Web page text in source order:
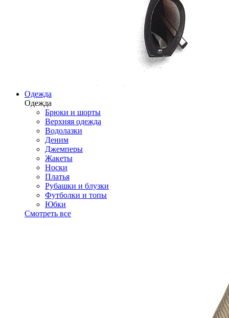
Одежда
Одежда
Брюки и шорты
Верхняя одежда
Водолазки
Деним
Джемперы
Жакеты
Носки
Платья
Рубашки и блузки
Футболки и топы
Юбки
Смотреть все